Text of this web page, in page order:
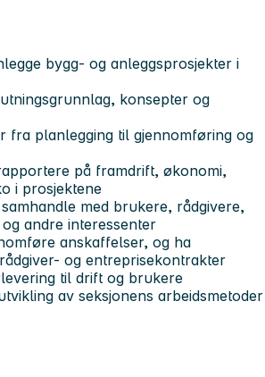
bygg- og anleggsprosjekter i
konsepter og
fra planlegging til gjennomføring og
på framdrift, økonomi,
i prosjektene
med brukere, rådgivere,
andre interessenter
anskaffelser, og ha
og entreprisekontrakter
til drift og brukere
av seksjonens arbeidsmetoder